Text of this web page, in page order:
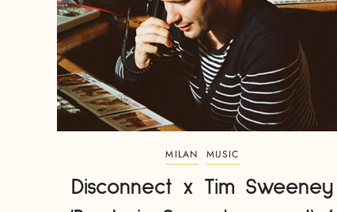
MILAN MUSIC
Disconnect x Tim Sweeney